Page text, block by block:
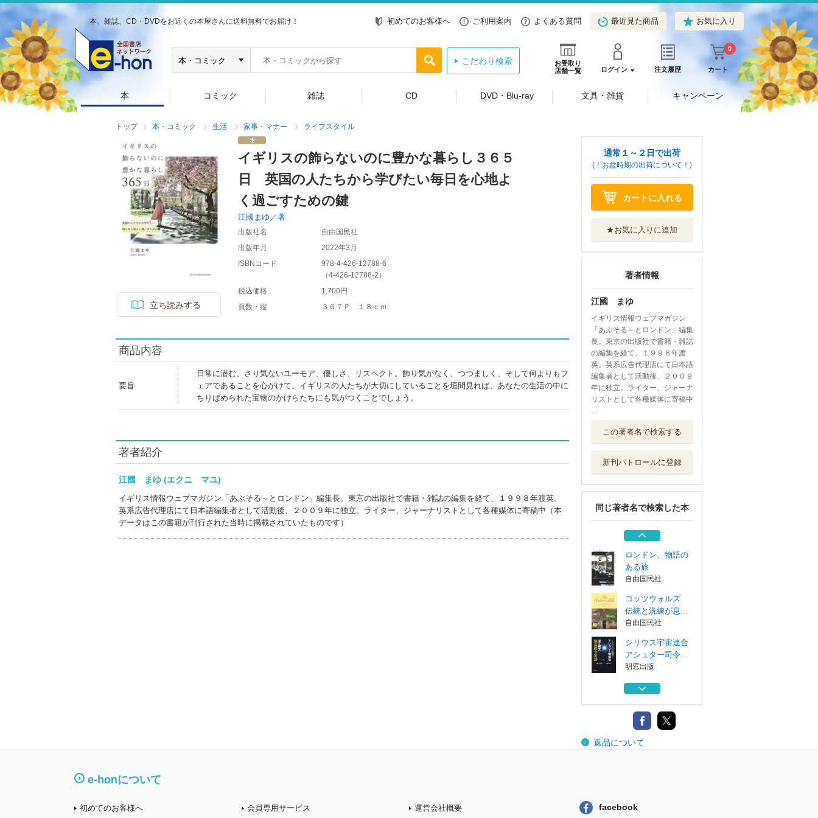
本、雑誌、CD・DVDをお近くの本屋さんに送料無料でお届け！ 初めてのお客様へ ご利用案内 よくある質問 最近見た商品 お気に入り
お受取り
店舗一覧
ログイン 注文履歴 カート
0
こだわり検索
本 コミック 雑誌 CD DVD・Blu-ray 文具・雑貨 キャンペーン
トップ 本・コミック 生活 家事・マナー ライフスタイル
立ち読みする
イギリスの飾らないのに豊かな暮らし３６５
日 英国の人たちから学びたい毎日を心地よ
く過ごすための鍵
江國まゆ／著
出版社名
自由国民社
出版年月
2022年3月
ISBNコード
978-4-426-12788-6
（4-426-12788-2 ）
税込価格
1,700円
頁数・縦
３６７Ｐ １８ｃｍ
商品内容
要旨
日常に潜む、さり気ないユーモア、優しさ、リスペクト。飾り気がなく、つつましく、そして何よりもフ
ェアであることを心がけて。イギリスの人たちが大切にしていることを垣間見れば、あなたの生活の中に
ちりばめられた宝物のかけらたちにも気がつくことでしょう。
著者紹介
江國 まゆ (エクニ マユ)
イギリス情報ウェブマガジン「あぶそる～とロンドン」編集長。東京の出版社で書籍・雑誌の編集を経て、１９９８年渡英。
英系広告代理店にて日本語編集者として活動後、２００９年に独立。ライター、ジャーナリストとして各種媒体に寄稿中（本
データはこの書籍が刊行された当時に掲載されていたものです）
通常１～２日で出荷
(！お盆時期の出荷について！)
カートに入れる
★お気に入りに追加
著者情報
江國 まゆ
イギリス情報ウェブマガジン
「あぶそる～とロンドン」編集
長。東京の出版社で書籍・雑誌
の編集を経て、１９９８年渡
英。英系広告代理店にて日本語
編集者として活動後、２００９
年に独立。ライター、ジャーナ
リストとして各種媒体に寄稿中
…
この著者名で検索する
新刊パトロールに登録
同じ著者名で検索した本
伝統と洗練が息...
シリウス宇宙連合
明窓出版
歩いてまわる小さ
なロンドン
大和書房
ロンドン、物語の
ある旅
自由国民社
コッツウォルズ
伝統と洗練が息...
自由国民社
シリウス宇宙連合
アシュター司令...
明窓出版
歩いてまわる小さ
大和書房
ロンドン、物語の
ある旅
返品について
e-honについて
初めてのお客様へ 会員専用サービス 運営会社概要 facebook